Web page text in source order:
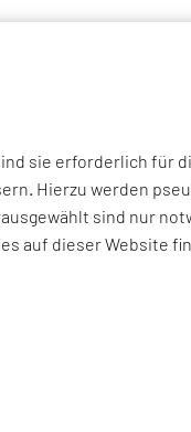
prozessualer
sie erforderlich für
Hierzu werden
sind nur
auf dieser Website